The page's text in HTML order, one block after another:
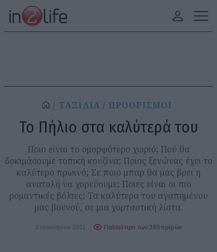
ΤΑΞΙΔΙΑ ΠΡΟΟΡΙΣΜΟΙ
Το Πήλιο στα καλύτερά του
Ποιο είναι το ομορφότερο χωριό; Πού θα
δοκιμάσουμε τοπική κουζίνα; Ποιος ξενώνας έχει το
καλύτερο πρωινό; Σε ποιο μπαρ θα μας βρει η
ανατολή να χορεύουμε; Ποιες είναι οι πιο
ρομαντικές βόλτες; Τα καλύτερα του αγαπημένου
μας βουνού, σε μια χορταστική λίστα.
3 Ιανουαρίου 2011 Παλαιότερο των 360 ημερών